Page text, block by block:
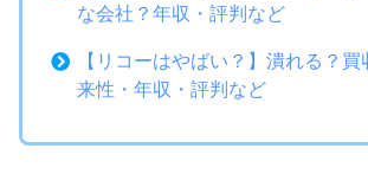
な会社？年収・評判など
【リコーはやばい？】潰れる？
来性・年収・評判など